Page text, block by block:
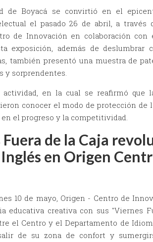
de Boyacá se convirtió en el
el pasado 26 de abril, a través
de Innovación en colaboración con
exposición, además de
también presentó una muestra de
y sorprendentes.
actividad, en la cual se reafirmó
conocer el modo de protección de
el progreso y la competitividad.
de la Caja
en Origen
10 de mayo, Origen - Centro de
educativa creativa con sus "Viernes
el Centro y el Departamento de
de su zona de confort y